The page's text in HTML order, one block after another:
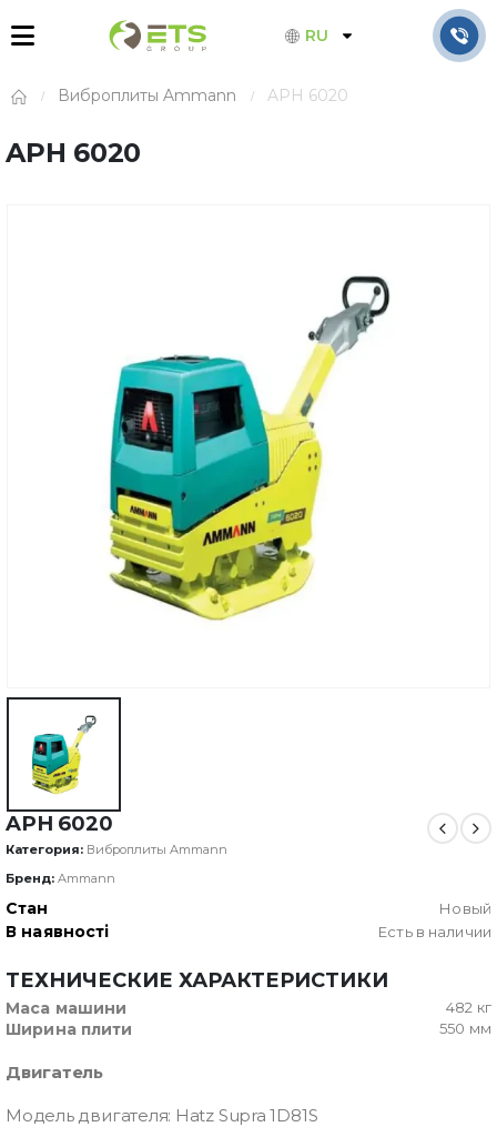
RU
Виброплиты Ammann APH 6020
APH 6020
APH 6020
Категория: Виброплиты Ammann
Бренд: Ammann
Стан Новый
В наявності Есть в наличии
ТЕХНИЧЕСКИЕ ХАРАКТЕРИСТИКИ
Маса машини 482 кг
Ширина плити 550 мм
Двигатель
Модель двигателя: Hatz Supra 1D81S